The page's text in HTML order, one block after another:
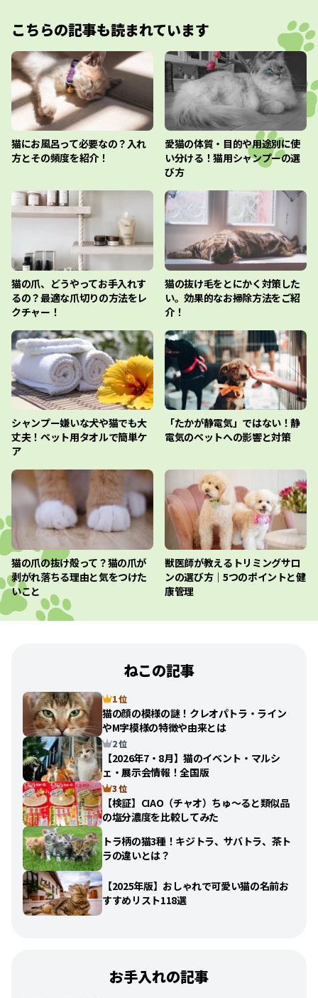
こちらの記事も読まれています
猫にお風呂って必要なの？入れ
方とその頻度を紹介！
愛猫の体質・目的や用途別に使
い分ける！猫用シャンプーの選
び方
猫の爪、どうやってお手入れす
るの？最適な爪切りの方法をレ
クチャー！
猫の抜け毛をとにかく対策した
い。効果的なお掃除方法をご紹
介！
シャンプー嫌いな犬や猫でも大
丈夫！ペット用タオルで簡単ケ
ア
「たかが静電気」ではない！静
電気のペットへの影響と対策
猫の爪の抜け殻って？猫の爪が
剥がれ落ちる理由と気をつけた
いこと
獣医師が教えるトリミングサロ
ンの選び方｜5つのポイントと健
康管理
ねこの記事
1 位
猫の顔の模様の謎！クレオパトラ・ライン
やM字模様の特徴や由来とは
2 位
【2026年7・8月】猫のイベント・マルシ
ェ・展示会情報！全国版
3 位
【検証】CIAO（チャオ）ちゅ〜ると類似品
の塩分濃度を比較してみた
トラ柄の猫3種！キジトラ、サバトラ、茶ト
ラの違いとは？
【2025年版】おしゃれで可愛い猫の名前お
すすめリスト118選
お手入れの記事